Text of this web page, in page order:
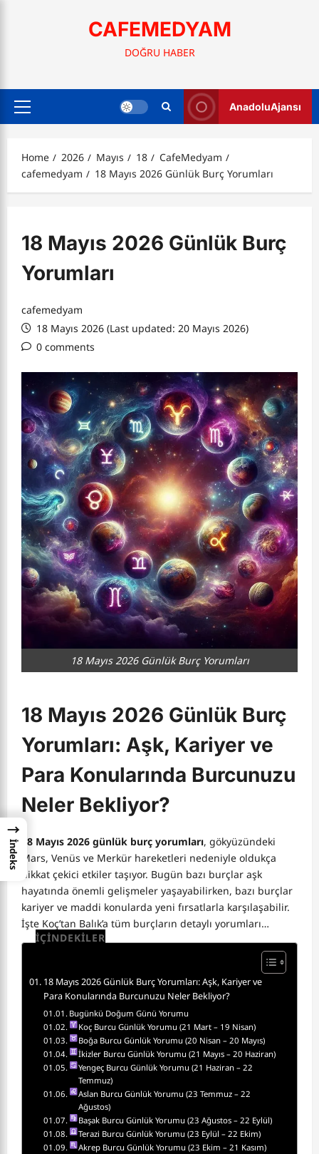
CAFEMEDYAM
DOĞRU HABER
Primary
AnadoluAjansı
Home 2026 Mayıs 18
CafeMedyam
cafemedyam
18 Mayıs 2026 Günlük Burç Yorumları
18 Mayıs 2026 Günlük Burç
Yorumları
cafemedyam
18 Mayıs 2026 (Last updated: 20 Mayıs 2026)
0 comments
18 Mayıs 2026 Günlük Burç Yorumları
18 Mayıs 2026 Günlük Burç
Yorumları: Aşk, Kariyer ve
Para Konularında Burcunuzu
Neler Bekliyor?
18 Mayıs 2026 günlük burç yorumları, gökyüzündeki
Mars, Venüs ve Merkür hareketleri nedeniyle oldukça
dikkat çekici etkiler taşıyor. Bugün bazı burçlar aşk
hayatında önemli gelişmeler yaşayabilirken, bazı burçlar
kariyer ve maddi konularda yeni fırsatlarla karşılaşabilir.
İşte Koç’tan Balık’a tüm burçların detaylı yorumları…
İÇİNDEKİLER
18 Mayıs 2026 Günlük Burç Yorumları: Aşk, Kariyer ve
Para Konularında Burcunuzu Neler Bekliyor?
Bugünkü Doğum Günü Yorumu
Koç Burcu Günlük Yorumu (21 Mart – 19 Nisan)
Boğa Burcu Günlük Yorumu (20 Nisan – 20 Mayıs)
İkizler Burcu Günlük Yorumu (21 Mayıs – 20 Haziran)
Yengeç Burcu Günlük Yorumu (21 Haziran – 22
Temmuz)
Aslan Burcu Günlük Yorumu (23 Temmuz – 22
Ağustos)
Başak Burcu Günlük Yorumu (23 Ağustos – 22 Eylül)
Terazi Burcu Günlük Yorumu (23 Eylül – 22 Ekim)
Akrep Burcu Günlük Yorumu (23 Ekim – 21 Kasım)
→
İndeks